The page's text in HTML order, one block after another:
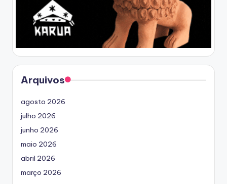
Arquivos
agosto 2026
julho 2026
junho 2026
maio 2026
abril 2026
março 2026